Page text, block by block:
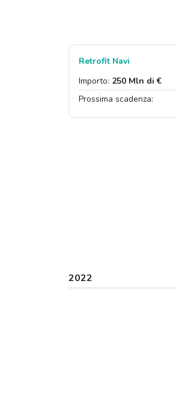
Retrofit Navi
Importo: 250 Mln di €
Prossima scadenza:
2022